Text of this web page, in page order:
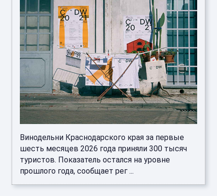
Винодельни Краснодарского края за первые
шесть месяцев 2026 года приняли 300 тысяч
туристов. Показатель остался на уровне
прошлого года, сообщает рег ...